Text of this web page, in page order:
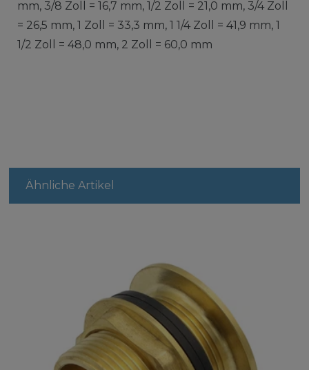
mm, 3/8 Zoll = 16,7 mm, 1/2 Zoll = 21,0 mm, 3/4 Zoll
= 26,5 mm, 1 Zoll = 33,3 mm, 1 1/4 Zoll = 41,9 mm, 1
1/2 Zoll = 48,0 mm, 2 Zoll = 60,0 mm
Ähnliche Artikel